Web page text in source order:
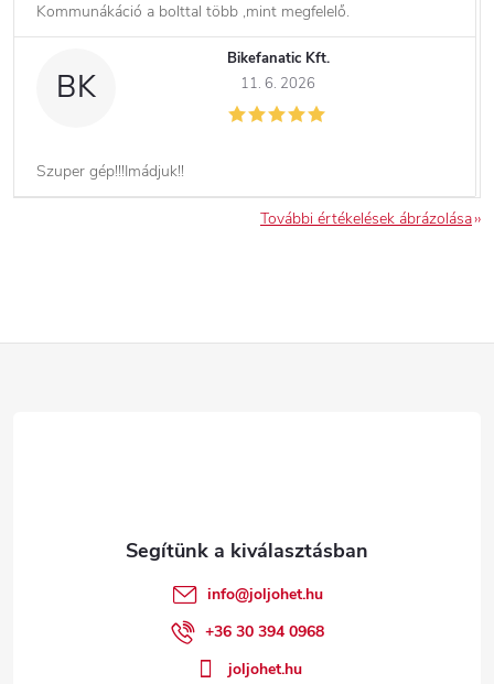
Kommunákáció a bolttal több ,mint megfelelő.
BK
Bikefanatic Kft.
11. 6. 2026
Szuper gép!!!Imádjuk!!
További értékelések ábrázolása
info@joljohet.hu
+36 30 394 0968
joljohet.hu